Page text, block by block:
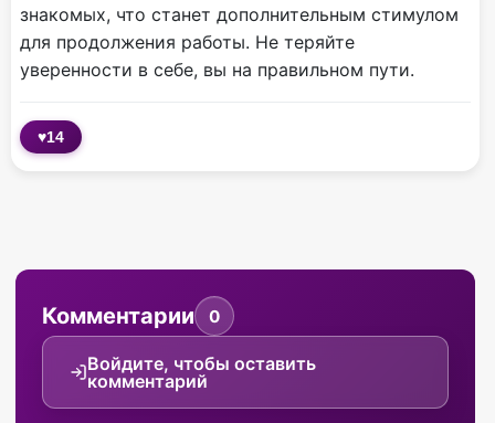
знакомых, что станет дополнительным стимулом
для продолжения работы. Не теряйте
уверенности в себе, вы на правильном пути.
♥14
Комментарии 0
Войдите, чтобы оставить
комментарий